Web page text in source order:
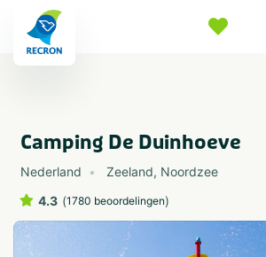
Camping De Duinhoeve
Nederland Zeeland, Noordzee
4.3 (1780 beoordelingen)